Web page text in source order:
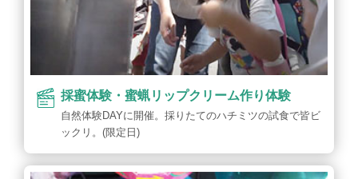
採蜜体験・蜜蝋リップクリーム作り体験
自然体験DAYに開催。採りたてのハチミツの試食で皆ビ
ックリ。(限定日)